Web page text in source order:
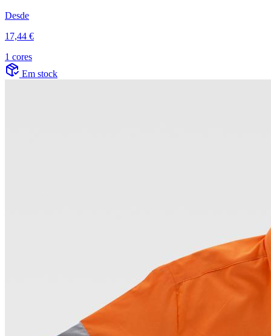
Desde
17,44 €
1 cores
Em stock